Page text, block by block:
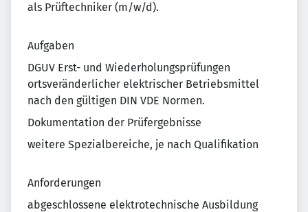
als Prüftechniker (m/w/d).
Aufgaben
DGUV Erst- und Wiederholungsprüfungen
ortsveränderlicher elektrischer Betriebsmittel
nach den gültigen DIN VDE Normen.
Dokumentation der Prüfergebnisse
weitere Spezialbereiche, je nach Qualifikation
Anforderungen
abgeschlossene elektrotechnische Ausbildung